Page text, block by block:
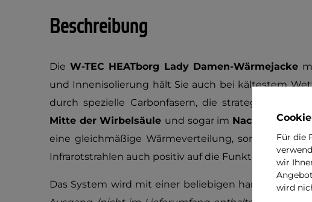
Beschreibung
Die W-TEC HEATborg Lady Damen-Wärmejacke
und Innenisolierung hält Sie auch bei kältestem
durch spezielle Carbonfasern, die strategisch am
Mitte der Wirbelsäule und sogar im Nacken
eine gleichmäßige Wärmeverteilung, sondern
Infrarotstrahlen auch positiv auf die Funktion des
Das System wird mit einer beliebigen
Für die
wir
wird